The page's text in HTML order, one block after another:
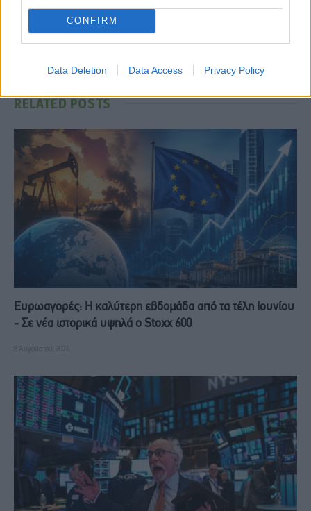
CONFIRM
Data Deletion Data Access Privacy Policy
Η Trump Media σηκώνει $2,5
δισ. από την αγορά για να
Δέλτα
RELATEDPOSTS
Ευρωαγορές: Η καλύτερη εβδομάδα από τα τέλη Ιουνίου
- Σε νέα ιστορικά υψηλά ο Stoxx 600
8 Αυγούστου, 2026